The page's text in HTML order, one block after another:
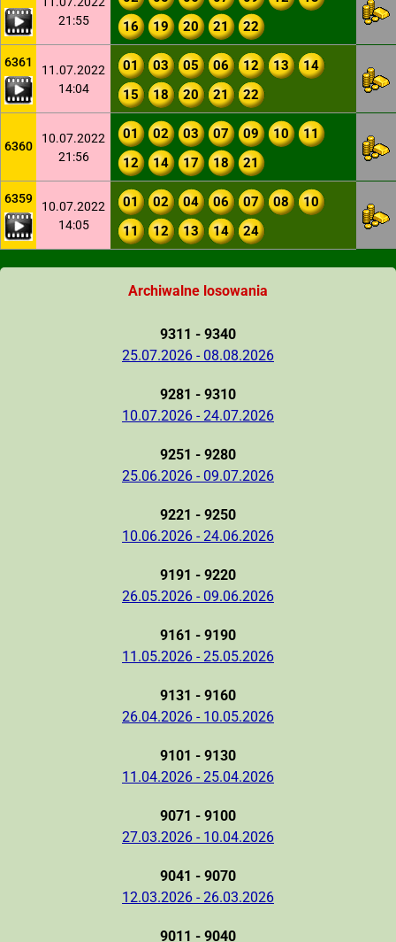
21:55
16
19 20 21 22
6361
11.07.2022
14:04
01 03 05 06 12 13
14
15
18 20 21 22
6360
10.07.2022
21:56
01 02 03 07 09 10
11
12
14 17 18 21
6359
10.07.2022
14:05
01 02 04 06 07 08
10
11
12 13 14 24
Archiwalne losowania
9311 - 9340
25.07.2026 - 08.08.2026
9281 - 9310
10.07.2026 - 24.07.2026
9251 - 9280
25.06.2026 - 09.07.2026
9221 - 9250
10.06.2026 - 24.06.2026
9191 - 9220
26.05.2026 - 09.06.2026
9161 - 9190
11.05.2026 - 25.05.2026
9131 - 9160
26.04.2026 - 10.05.2026
9101 - 9130
11.04.2026 - 25.04.2026
9071 - 9100
27.03.2026 - 10.04.2026
9041 - 9070
12.03.2026 - 26.03.2026
9011 - 9040